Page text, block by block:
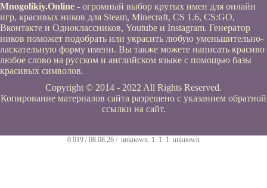
Mnogolikiy.Online - огромный выбор крутых имен для онлайн
игр, красивых ников для Steam, Minecraft, CS 1.6, CS:GO,
Вконтакте и Одноклассников, Youtube и Instagram. Генератор
ников поможет подобрать или украсить любую уменьшительно-
ласкательную форму имени. Вы также можете написать красиво
любое слово на русском и английском языке с помощью базы
красивых символов.
Copyright © 2014 - 2022 All Rights Reserved.
Копирование материалов сайта разрешено с указанием обратной
ссылки на сайт.
0.019 / 08.08.26 / unknown. 1. 1. 1. unknown